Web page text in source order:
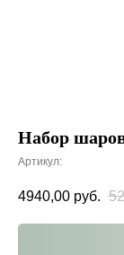
Набор
Артикул:
4940,00 руб.